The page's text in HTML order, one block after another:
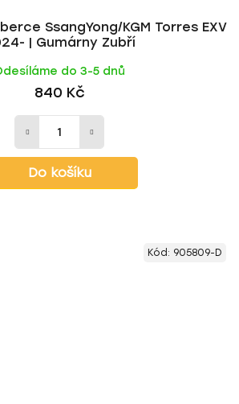
SsangYong/KGM Torres EXV
| Gumárny Zubří
do 3-5 dnů
840 Kč
Do košíku
Kód: 905809-D